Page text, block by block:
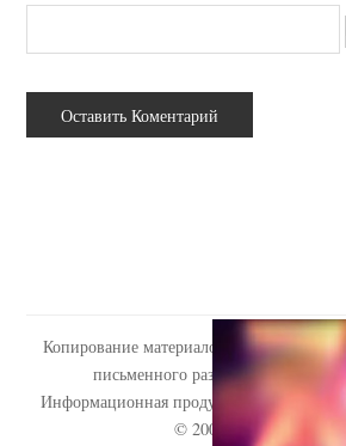
Копирование материалов сайта tabooo.ru
письменного разрешения
Информационная продукция сайта
© 2009-2019